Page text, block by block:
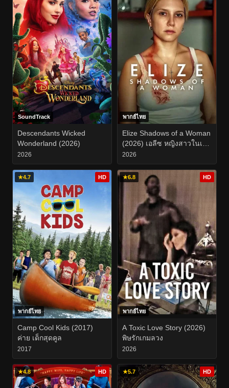
SoundTrack
Descendants Wicked
Wonderland (2026)
2026
พากย์ไทย
Elize Shadows of a Woman
(2026) เอลีซ หญิงสาวในเงา
โศก
2026
★4.7 HD
พากย์ไทย
Camp Cool Kids (2017)
ค่าย เด็กสุดคูล
2017
★6.8 HD
พากย์ไทย
A Toxic Love Story (2026)
พิษรักเกมลวง
2026
★4.8 HD ★5.7 HD